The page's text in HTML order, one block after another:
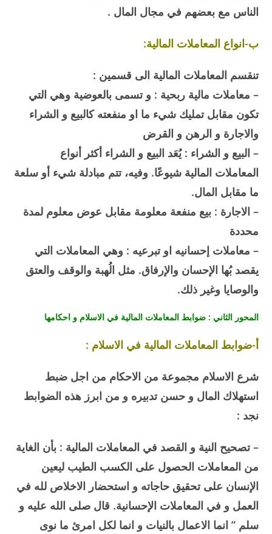
الناس مع بعضهم في مجال المال .
ب-انواع المعاملات المالية:
تنقسم المعاملات المالية الى قسمين :
– معاملات مالية ربحية : و تسمى بالعوضية وهي التي
تكون مقابل تمليك شيء ما او منفعته كالبيع و الشراء
والاجارة و الرهن و القرض
– البيع و الشراء : يُعَد البيع و الشراء أكثر أنواع
المعاملات المالية شيوعًا. وفيه، تتم مبادلة شيء أو سلعة
ما مقابل المال.
– الاجارة : بيع منفعة معلومة مقابل عوض معلوم لمدة
محددة
– معاملات إحسانيه او تبرعيه : وهي المعاملات التي
يقصد بُها الإحسان والإرفاق. مثل الُهبة والوقف والعتق
والوصايا وغير ذلك.
المحور الثاني : ضوابط المعاملات المالية في الاسلام و احكامها
أ-ضوابط المعاملات المالية في الاسلام :
شرع الاسلام مجموعة من الاحكام من اجل ضبط
استهلاك المال و حسن تدبيره و من ابرز هذه الضوابط
نجد :
– تصحيح النية و القصد في المعاملات المالية : بأن الغاية
من المعاملات الحصول على الكسب الطيب ليعين
الإنسان على تحقيق حاجاته و استحضار الاخلاص لله في
العمل و في المعاملات الإحسانية. قال صلى الله عليه و
سلم ” انما الاعمال بالنيات و انما لكل امرئ ما نوى